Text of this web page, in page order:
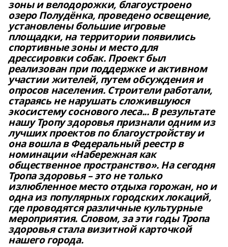
зоны и велодорожки, благоустроено
озеро Полудёнка, проведено освещение,
установлены большие игровые
площадки, на территории появились
спортивные зоны и место для
дрессировки собак. Проект был
реализован при поддержке и активном
участии жителей, путем обсуждения и
опросов населения. Строители работали,
стараясь не нарушать сложившуюся
экосистему соснового леса... В результате
нашу Тропу здоровья признали одним из
лучших проектов по благоустройству и
она вошла в Федеральный реестр в
номинации «Набережная как
общественное пространство». На сегодня
Тропа здоровья – это не только
излюбленное место отдыха горожан, но и
одна из популярных городских локаций,
где проводятся различные культурные
мероприятия. Словом, за эти годы Тропа
здоровья стала визитной карточкой
нашего города.